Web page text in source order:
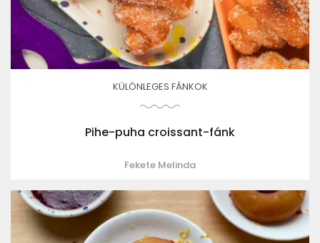
KÜLÖNLEGES FÁNKOK
Pihe-puha croissant-fánk
Fekete Melinda